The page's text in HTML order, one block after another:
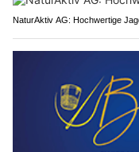
NaturAktiv AG: Hochwertige